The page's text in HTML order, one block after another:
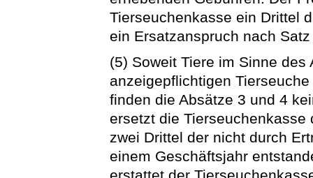
Tierseuchenkasse ein Drittel
ein Ersatzanspruch nach
(5) Soweit Tiere im Sinne
anzeigepflichtigen
finden die Absätze 3 und 4
ersetzt die
zwei Drittel der nicht durch
einem Geschäftsjahr